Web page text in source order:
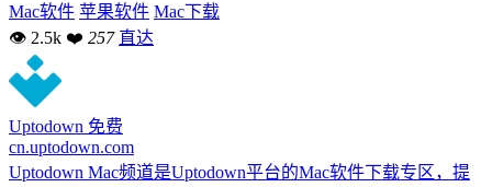
Mac软件 苹果软件 Mac下载
👁 2.5k ❤ 257 直达
Uptodown 免费
cn.uptodown.com
Uptodown Mac频道是Uptodown平台的Mac软件下载专区，提